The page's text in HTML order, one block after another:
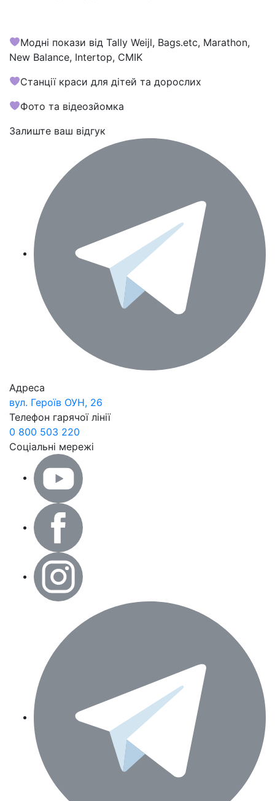
Модні покази від Tally Weijl, Bags.etc, Marathon,
New Balance, Intertop, СMIK
Cтанції краси для дітей та дорослих
Фото та відеозйомка
Залиште ваш відгук
Адреса
вул. Героїв ОУН, 26
Телефон гарячої лінії
0 800 503 220
Соціальні мережі